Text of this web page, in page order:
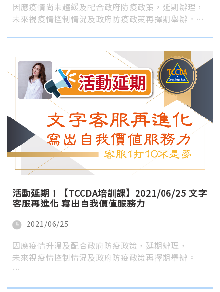
因應疫情尚未趨緩及配合政府防疫政策，延期辦理，
未來視疫情控制情況及政府防疫政策再擇期舉辦。…
活動延期！【TCCDA培訓課】2021/06/25 文字
客服再進化 寫出自我價值服務力
2021/06/25
因應疫情升溫及配合政府防疫政策，延期辦理，
未來視疫情控制情況及政府防疫政策再擇期舉辦。
…